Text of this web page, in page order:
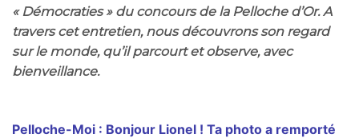
« Démocraties » du concours de la Pelloche d’Or. A
travers cet entretien, nous découvrons son regard
sur le monde, qu’il parcourt et observe, avec
bienveillance.
Pelloche-Moi : Bonjour Lionel ! Ta photo a remporté